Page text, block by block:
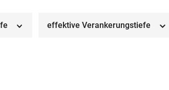
effektive Verankerungstiefe